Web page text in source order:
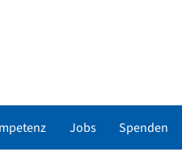
Jobs Spenden